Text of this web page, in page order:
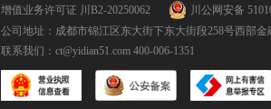
增值业务许可证 川B2-20250062
川公网安备
公司地址：成都市锦江区东大街下东大街段258号西部金
联系我们： ct@yidian51.com 400-006-1351